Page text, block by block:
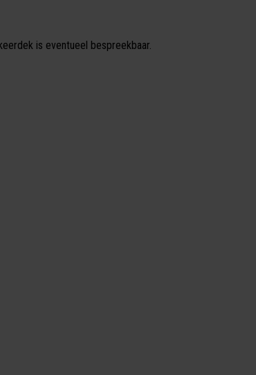
is eventueel bespreekbaar.